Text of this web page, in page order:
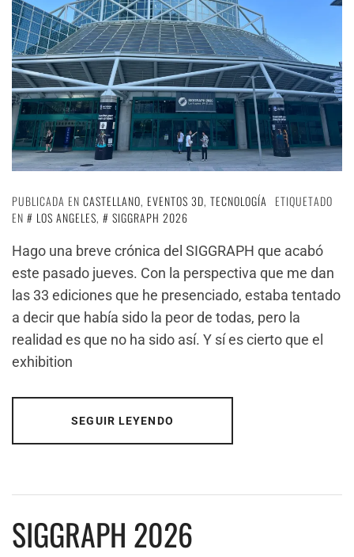
PUBLICADA EN CASTELLANO, EVENTOS 3D, TECNOLOGÍA
ETIQUETADO
EN
LOS ANGELES,
SIGGRAPH 2026
Hago una breve crónica del SIGGRAPH que acabó
este pasado jueves. Con la perspectiva que me dan
las 33 ediciones que he presenciado, estaba tentado
a decir que había sido la peor de todas, pero la
realidad es que no ha sido así. Y sí es cierto que el
exhibition
SEGUIR LEYENDO
SIGGRAPH 2026